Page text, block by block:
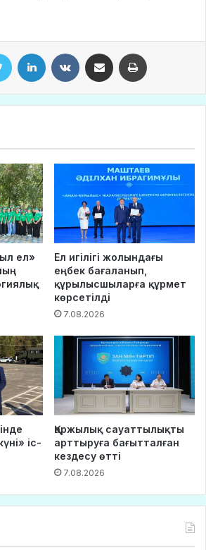
ел»
Ел игілігі жолындағы
еңбек бағаланып,
құрылысшыларға құрмет
көрсетілді
7.08.2026
іс-
Қаржылық сауаттылықты
арттыруға бағытталған
кездесу өтті
7.08.2026